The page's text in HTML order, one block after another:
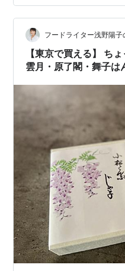
え、つるんと明るい肌に
にも、京都らしさと遊び
を、あなたのバスルーム
フードライター浅野陽子
【東京で買える】 ち
雲月・原了閣・舞子は